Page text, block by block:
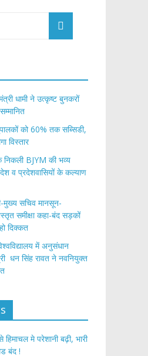
धामी ने उत्कृष्ट बुनकरों
को 60% तक सब्सिडी,
विस्तार
निकली BJYM की भव्य
व प्रदेशवासियों के कल्याण
मुख्य सचिव मानसून-
समीक्षा कहा-बंद सड़कों
दिक्कत
में अनुसंधान
धन सिंह रावत ने नवनियुक्त
मे परेशानी बढ़ी, भारी
बंद !